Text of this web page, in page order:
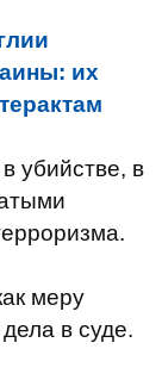
их
убийстве, в
меру
в суде.